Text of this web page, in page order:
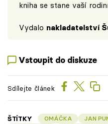
kniha se stane vaší
Vydalo nakladatelství
Vstoupit do diskuze
Sdílejte článek
ŠTÍTKY OMÁČKA JAN